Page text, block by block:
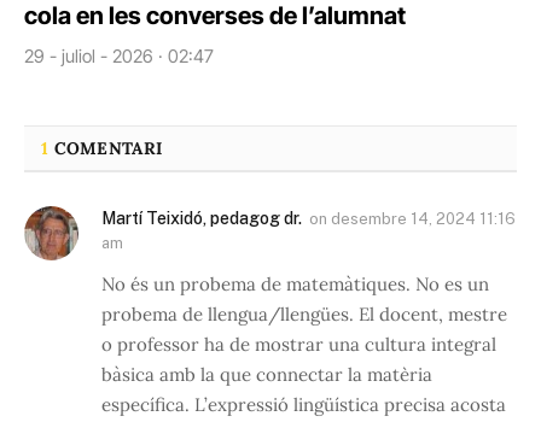
cola en les converses de l’alumnat
29 - juliol - 2026 · 02:47
1 COMENTARI
Martí Teixidó, pedagog dr. on desembre 14, 2024 11:16
am
No és un probema de matemàtiques. No es un
probema de llengua/llengües. El docent, mestre
o professor ha de mostrar una cultura integral
bàsica amb la que connectar la matèria
específica. L’expressió lingüística precisa acosta